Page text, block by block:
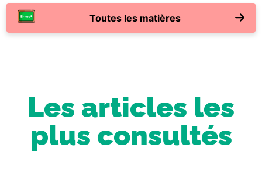
Toutes les matières
Les articles les
plus consultés